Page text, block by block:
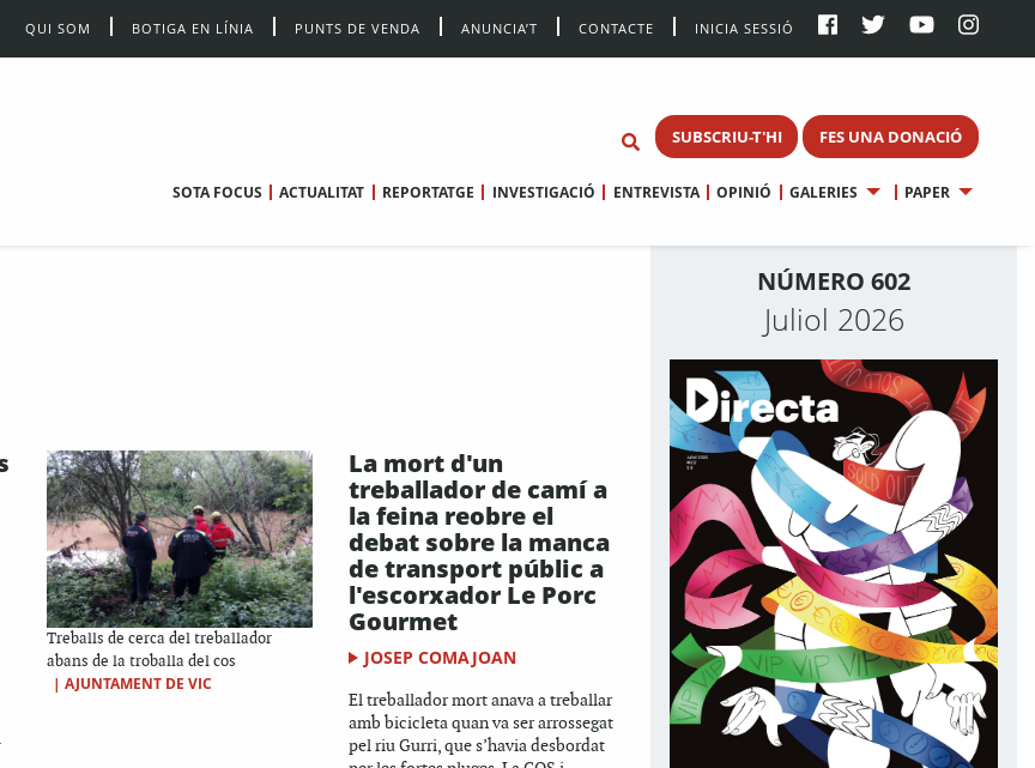
QUI SOM BOTIGA EN LÍNIA PUNTS DE VENDA ANUNCIA’T CONTACTE INICIA SESSIÓ
SUBSCRIU-T'HI FES UNA DONACIÓ
SOTA FOCUS ACTUALITAT REPORTATGE INVESTIGACIÓ ENTREVISTA OPINIÓ GALERIES PAPER
Treballs de cerca del treballador
abans de la troballa del cos
| AJUNTAMENT DE VIC
La mort d'un
treballador de camí a
la feina reobre el
debat sobre la manca
de transport públic a
l'escorxador Le Porc
Gourmet
JOSEP COMAJOAN
El treballador mort anava a treballar
amb bicicleta quan va ser arrossegat
pel riu Gurri, que s’havia desbordat
NÚMERO 602
Juliol 2026